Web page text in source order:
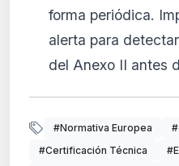
forma periódica.
alerta para
del Anexo II antes
#Normativa Europea
#Certificación Técnica